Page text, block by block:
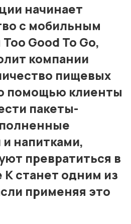
Мнения
Видео
Подписка
материалов
и cookie
начинает
с мобильным
Good To Go,
компании
пищевых
помощью клиенты
пакеты-
напитками,
превратиться в
станет одним из
применяя это